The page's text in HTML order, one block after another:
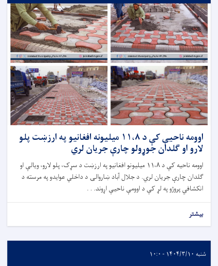
اوومه ناحیې کې د ١١،٨ ميليونه افغانيو په ارزښت پلو
لارو او ګلدان جوړولو چارې جریان لري
اوومه ناحیه کې د ۱۱،۸ میلیونو افغانیو په ارزښت د سړک، پلو لارو، ویالې او
ګلدان چارې جریان لري. د جلال آباد ښاروالۍ د داخلي عوایدو په مرسته د
انکشافي پروژو په لړ کې د اوومې ناحیې اړوند. . .
بیشتر
شنبه ۱۴۰۴/۳/۱۰ - ۱۰:۰